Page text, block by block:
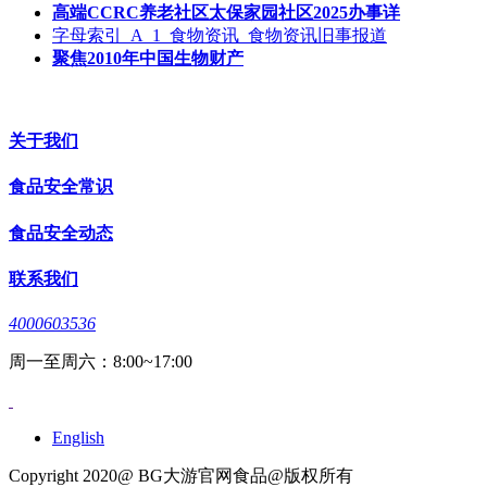
高端CCRC养老社区太保家园社区2025办事详
字母索引_A_1_食物资讯_食物资讯旧事报道
聚焦2010年中国生物财产
关于我们
食品安全常识
食品安全动态
联系我们
4000603536
周一至周六：8:00~17:00
English
Copyright 2020@ BG大游官网食品@版权所有